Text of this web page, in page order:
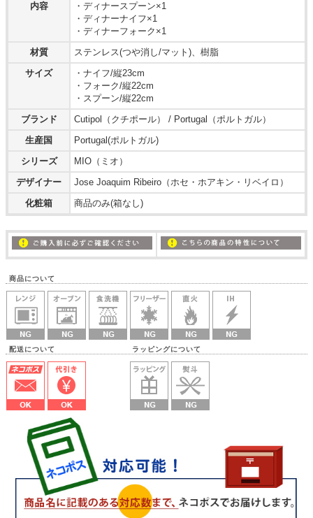
内容
・ディナースプーン×1
・ディナーナイフ×1
・ディナーフォーク×1
材質
ステンレス(つや消し/マット)、樹脂
サイズ
・ナイフ/縦23cm
・フォーク/縦22cm
・スプーン/縦22cm
ブランド
Cutipol（クチポール） / Portugal（ポルトガル）
生産国
Portugal(ポルトガル)
シリーズ
MIO（ミオ）
デザイナー
Jose Joaquim Ribeiro（ホセ・ホアキン・リベイロ）
化粧箱
商品のみ(箱なし)
商品について
配送について ラッピングについて